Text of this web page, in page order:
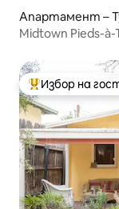
Апартамент –
Midtown Pieds-
Най-популярен
Избор на